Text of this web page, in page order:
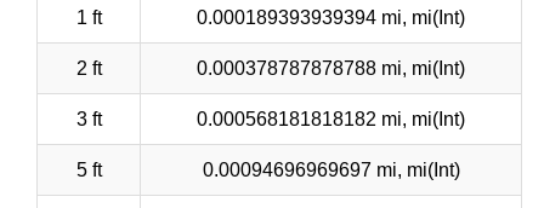
1 ft 0.000189393939394 mi, mi(Int)
2 ft 0.000378787878788 mi, mi(Int)
3 ft 0.000568181818182 mi, mi(Int)
5 ft 0.00094696969697 mi, mi(Int)